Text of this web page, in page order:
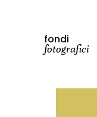
fondi
fotografici